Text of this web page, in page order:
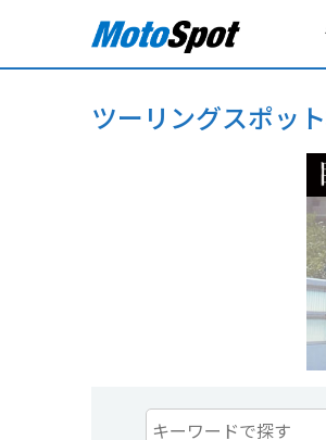
ツーリングスポット